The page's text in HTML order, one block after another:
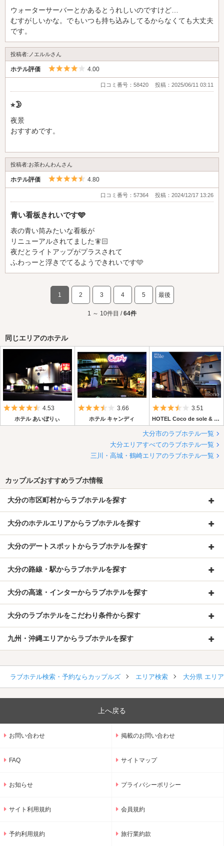
ウォーターサーバーとかあるとうれしいのですけど…
むすがしいかな。でもいつも持ち込みしてるからなくても大丈夫
です。
投稿者:ノエルルさん
ホテル評価 5つ星のうち4
4.00
口コミ番号：58420 投稿：2025/06/11 03:11
⭐︎🌛
夜景
おすすめです。
投稿者:お茶わんわんさん
ホテル評価 5つ星のうち4.5
4.80
口コミ番号：57364 投稿：2024/12/17 13:26
青い看板きれいです🩵
表の青い筒みたいな看板が
リニューアルされてました🧚🏻
夜だとライトアップがプラスされて
ふわっーと浮きでてるようできれいです🩵
1 2 3 4 5 最後
1 ～ 10件目 /64件
同じエリアのホテル
5つ星のうち4.5
4.53
ホテル あいぼりぃ
5つ星のうち3.5
3.66
ホテル キャンディ
5つ星のうち
3.51
HOTEL Coco de sole & Coco de mono (ホテル ココデ ソーレ＆ココデ モーノ)
大分市のラブホテル一覧
大分エリアすべてのラブホテル一覧
三川・高城・鶴崎エリアのラブホテル一覧
カップルズおすすめラブホ情報
大分の市区町村からラブホテルを探す
大分のホテルエリアからラブホテルを探す
大分のデートスポットからラブホテルを探す
大分の路線・駅からラブホテルを探す
大分の高速・インターからラブホテルを探す
大分のラブホテルをこだわり条件から探す
九州・沖縄エリアからラブホテルを探す
ラブホテル検索・予約ならカップルズ エリア検索 大分県 エリ
上へ戻る
お問い合わせ 掲載のお問い合わせ
FAQ サイトマップ
お知らせ プライバシーポリシー
サイト利用規約 会員規約
予約利用規約 旅行業約款